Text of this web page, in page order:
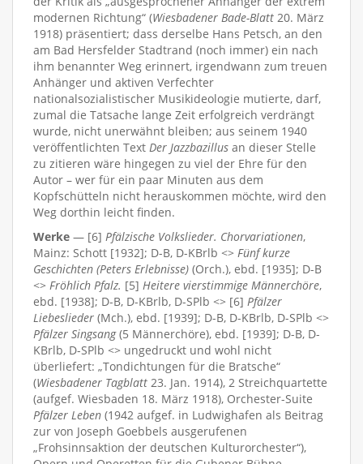
modernen Richtung“ (Wiesbadener Bade-Blatt 20. März
1918) präsentiert; dass derselbe Hans Petsch, an den
am Bad Hersfelder Stadtrand (noch immer) ein nach
ihm benannter Weg erinnert, irgendwann zum treuen
Anhänger und aktiven Verfechter
nationalsozialistischer Musikideologie mutierte, darf,
zumal die Tatsache lange Zeit erfolgreich verdrängt
wurde, nicht unerwähnt bleiben; aus seinem 1940
veröffentlichten Text Der Jazzbazillus an dieser Stelle
zu zitieren wäre hingegen zu viel der Ehre für den
Autor – wer für ein paar Minuten aus dem
Kopfschütteln nicht herauskommen möchte, wird den
Weg dorthin leicht finden.
Werke — [6] Pfälzische Volkslieder. Chorvariationen,
Mainz: Schott [1932]; D-B, D-KBrlb <> Fünf kurze
Geschichten (Peters Erlebnisse) (Orch.), ebd. [1935]; D-B
<> Fröhlich Pfalz. [5] Heitere vierstimmige Männerchöre,
ebd. [1938]; D-B, D-KBrlb, D-SPlb <> [6] Pfälzer
Liebeslieder (Mch.), ebd. [1939]; D-B, D-KBrlb, D-SPlb <>
Pfälzer Singsang(5 Männerchöre), ebd. [1939]; D-B, D-
KBrlb, D-SPlb <> ungedruckt und wohl nicht
überliefert: „Tondichtungen für die Bratsche“
(Wiesbadener Tagblatt 23. Jan. 1914), 2 Streichquartette
(aufgef. Wiesbaden 18. März 1918), Orchester-Suite
Pfälzer Leben (1942 aufgef. in Ludwighafen als Beitrag
zur von Joseph Goebbels ausgerufenen
„Frohsinnsaktion der deutschen Kulturorchester“),